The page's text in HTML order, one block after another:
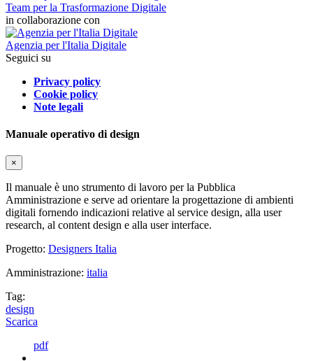
Team per la Trasformazione Digitale
in collaborazione con
Agenzia per l'Italia Digitale
Seguici su
Privacy policy
Cookie policy
Note legali
Manuale operativo di design
×
Il manuale è uno strumento di lavoro per la Pubblica
Amministrazione e serve ad orientare la progettazione di ambienti
digitali fornendo indicazioni relative al service design, alla user
research, al content design e alla user interface.
Progetto: Designers Italia
Amministrazione: italia
Tag:
design
Scarica
pdf